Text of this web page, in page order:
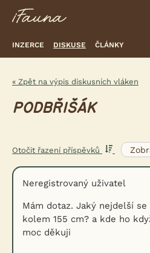
INZERCE DISKUSE ČLÁNKY
« Zpět na výpis diskusních vláken
PODBŘIŠÁK
Otočit řazení příspěvků
Neregistrovaný uživatel
Mám dotaz. Jaký nejdelší
kolem 155 cm? a kde ho
moc děkuji